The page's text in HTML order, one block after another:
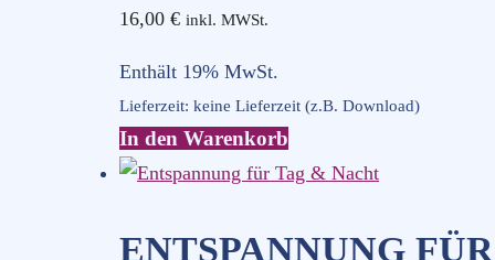
16,00 € inkl. MWSt.
Enthält 19% MwSt.
Lieferzeit: keine Lieferzeit (z.B. Download)
In den Warenkorb
ENTSPANNUNG FÜR